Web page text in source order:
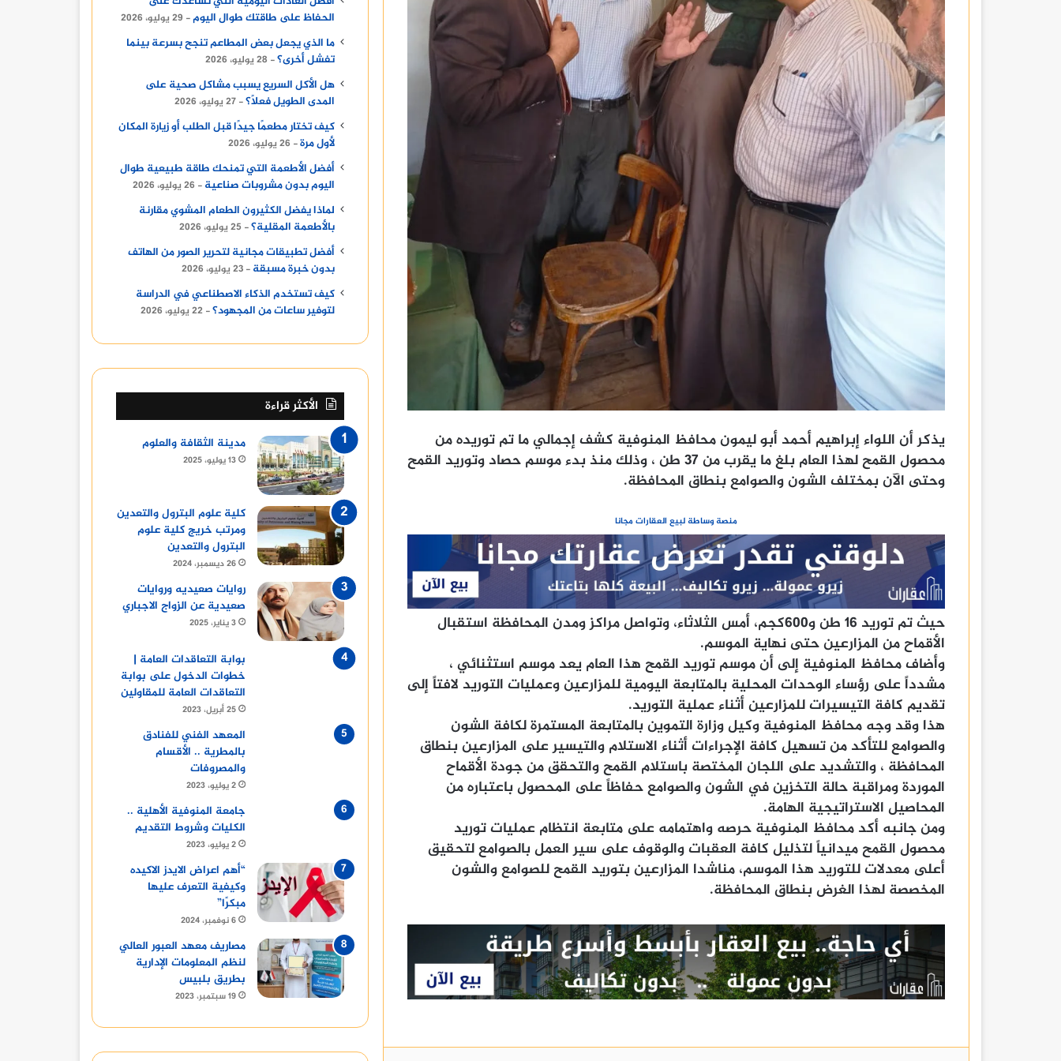
يذكر أن اللواء إبراهيم أحمد أبو ليمون محافظ المنوفية كشف إجمالي ما تم توريده من
محصول القمح لهذا العام بلغ ما يقرب من 37 طن ، وذلك منذ بدء موسم حصاد وتوريد القمح
وحتى الآن بمختلف الشون والصوامع بنطاق المحافظة.
منصة وساطة لبيع العقارات مجانا
حيث تم توريد 16 طن و600كجم، أمس الثلاثاء، وتواصل مراكز ومدن المحافظة استقبال
الأقماح من المزارعين حتى نهاية الموسم.
وأضاف محافظ المنوفية إلى أن موسم توريد القمح هذا العام يعد موسم استثنائي ،
مشدداً على رؤساء الوحدات المحلية بالمتابعة اليومية للمزارعين وعمليات التوريد لافتاً إلى
تقديم كافة التيسيرات للمزارعين أثناء عملية التوريد.
هذا وقد وجه محافظ المنوفية وكيل وزارة التموين بالمتابعة المستمرة لكافة الشون
والصوامع للتأكد من تسهيل كافة الإجراءات أثناء الاستلام والتيسير على المزارعين بنطاق
المحافظة ، والتشديد على اللجان المختصة باستلام القمح والتحقق من جودة الأقماح
الموردة ومراقبة حالة التخزين في الشون والصوامع حفاظاً على المحصول باعتباره من
المحاصيل الاستراتيجية الهامة.
ومن جانبه أكد محافظ المنوفية حرصه واهتمامه على متابعة انتظام عمليات توريد
محصول القمح ميدانياً لتذليل كافة العقبات والوقوف على سير العمل بالصوامع لتحقيق
أعلى معدلات للتوريد هذا الموسم، مناشدا المزارعين بتوريد القمح للصوامع والشون
المخصصة لهذا الغرض بنطاق المحافظة.
الحفاظ على طاقتك طوال اليوم
29 يوليو، 2026
ما الذي يجعل بعض المطاعم تنجح بسرعة بينما
تفشل أخرى؟
28 يوليو، 2026
هل الأكل السريع يسبب مشاكل صحية على
المدى الطويل فعلًا؟
27 يوليو، 2026
كيف تختار مطعمًا جيدًا قبل الطلب أو زيارة المكان
لأول مرة
26 يوليو، 2026
أفضل الأطعمة التي تمنحك طاقة طبيعية طوال
اليوم بدون مشروبات صناعية
26 يوليو، 2026
لماذا يفضل الكثيرون الطعام المشوي مقارنة
بالأطعمة المقلية؟
25 يوليو، 2026
أفضل تطبيقات مجانية لتحرير الصور من الهاتف
بدون خبرة مسبقة
23 يوليو، 2026
كيف تستخدم الذكاء الاصطناعي في الدراسة
لتوفير ساعات من المجهود؟
22 يوليو، 2026
الأكثر قراءة
مدينة الثقافة والعلوم
13 يوليو، 2025
كلية علوم البترول والتعدين
ومرتب خريج كلية علوم
البترول والتعدين
26 ديسمبر، 2024
روايات صعيديه وروايات
صعيدية عن الزواج الاجباري
3 يناير، 2025
بوابة التعاقدات العامة |
خطوات الدخول على بوابة
التعاقدات العامة للمقاولين
25 أبريل، 2023
المعهد الفني للفنادق
بالمطرية .. الأقسام
والمصروفات
2 يوليو، 2023
جامعة المنوفية الأهلية ..
الكليات وشروط التقديم
2 يوليو، 2023
“أهم اعراض الايدز الاكيده
وكيفية التعرف عليها
مبكرًا”
6 نوفمبر، 2024
مصاريف معهد العبور العالي
لنظم المعلومات الإدارية
بطريق بلبيس
19 سبتمبر، 2023